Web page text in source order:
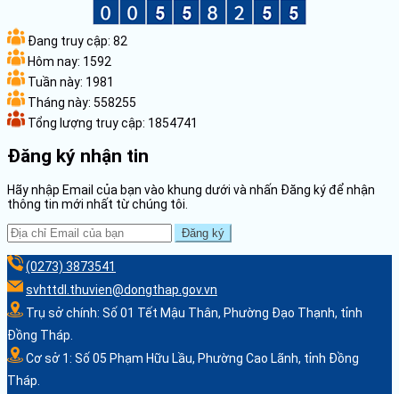
Đang truy cập: 82
Hôm nay: 1592
Tuần này: 1981
Tháng này: 558255
Tổng lượng truy cập: 1854741
Đăng ký nhận tin
Hãy nhập Email của bạn vào khung dưới và nhấn Đăng ký để nhận
thông tin mới nhất từ chúng tôi.
Đăng ký
(0273) 3873541
svhttdl.thuvien@dongthap.gov.vn
Trụ sở chính: Số 01 Tết Mậu Thân, Phường Đạo Thạnh, tỉnh
Đồng Tháp.
Cơ sở 1: Số 05 Phạm Hữu Lầu, Phường Cao Lãnh, tỉnh Đồng
Tháp.